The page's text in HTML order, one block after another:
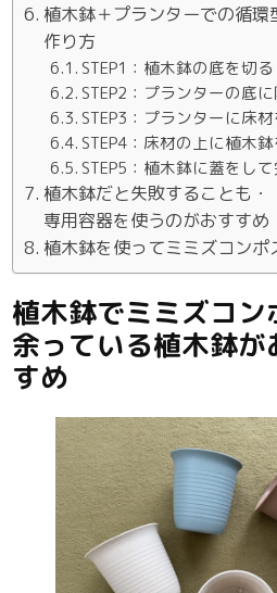
植木鉢＋プランターでの循
作り方
STEP1：植木鉢の底を切る
STEP2：プランターの底
STEP3：プランターに床
STEP4：床材の上に植木
STEP5：植木鉢に蓋をし
植木鉢だと失敗することも・
専用容器を使うのがおすすめ
植木鉢を使ってミミズコンポ
植木鉢でミミズコン
余っている植木鉢が
すめ